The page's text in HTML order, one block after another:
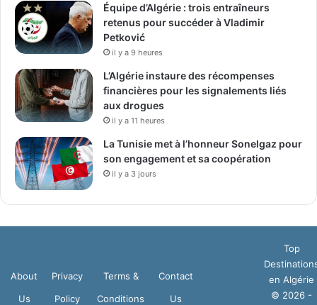
Équipe d’Algérie : trois entraîneurs
retenus pour succéder à Vladimir
Petković
il y a 9 heures
L’Algérie instaure des récompenses
financières pour les signalements liés
aux drogues
il y a 11 heures
La Tunisie met à l’honneur Sonelgaz pour
son engagement et sa coopération
il y a 3 jours
About
Us
Privacy
Policy
Terms &
Conditions
Contact
Us
Top
en Algérie
© 2026 -